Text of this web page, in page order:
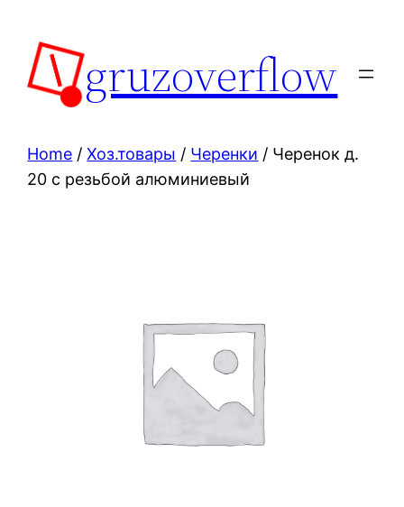
content
gruzoverflow
Home /Хоз.товары / Черенки / Черенок д.
20 с резьбой алюминиевый